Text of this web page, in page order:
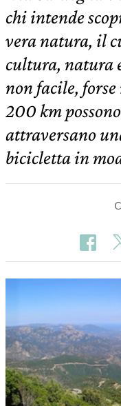
chi intende
vera natura, il
cultura, natura
non facile,
200 km
attraversano
bicicletta in